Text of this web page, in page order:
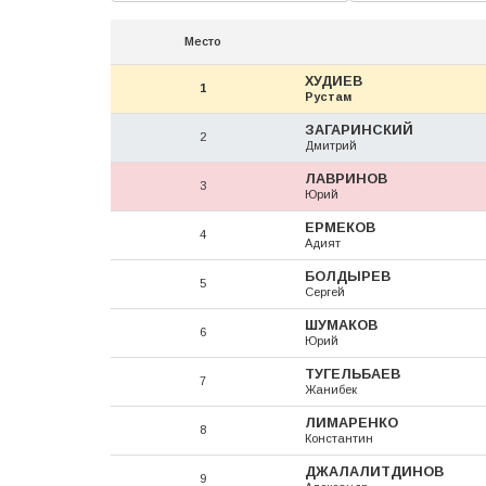
Место
1 ХУДИЕВ
Рустам
2 ЗАГАРИНСКИЙ
Дмитрий
3 ЛАВРИНОВ
Юрий
4 ЕРМЕКОВ
Адият
5 БОЛДЫРЕВ
Сергей
6 ШУМАКОВ
Юрий
7 ТУГЕЛЬБАЕВ
Жанибек
8 ЛИМАРЕНКО
Константин
9 ДЖАЛАЛИТДИНОВ